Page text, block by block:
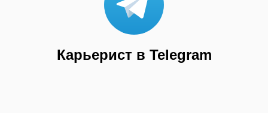
Карьерист в Telegram